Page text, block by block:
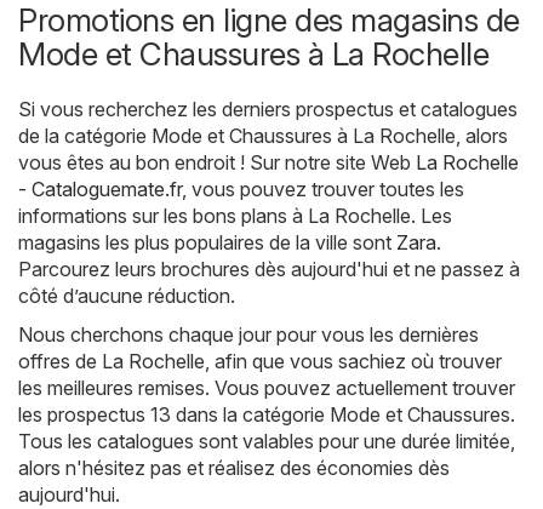
Promotions en ligne des magasins de
Mode et Chaussures à La Rochelle
Si vous recherchez les derniers prospectus et catalogues
de la catégorie Mode et Chaussures à La Rochelle, alors
vous êtes au bon endroit ! Sur notre site Web La Rochelle
- Cataloguemate.fr, vous pouvez trouver toutes les
informations sur les bons plans à La Rochelle. Les
magasins les plus populaires de la ville sont Zara.
Parcourez leurs brochures dès aujourd'hui et ne passez à
côté d’aucune réduction.
Nous cherchons chaque jour pour vous les dernières
offres de La Rochelle, afin que vous sachiez où trouver
les meilleures remises. Vous pouvez actuellement trouver
les prospectus 13 dans la catégorie Mode et Chaussures.
Tous les catalogues sont valables pour une durée limitée,
alors n'hésitez pas et réalisez des économies dès
aujourd'hui.